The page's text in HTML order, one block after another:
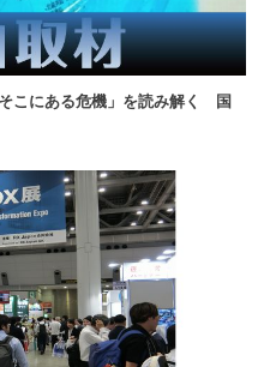
こにある危機」を読み解く 国